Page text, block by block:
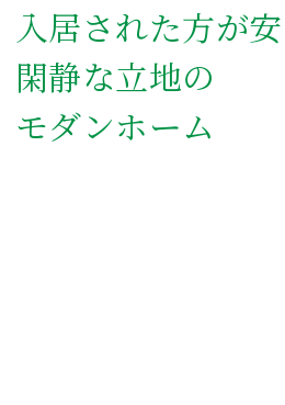
入居された方が
閑静な立地の
モダンホーム